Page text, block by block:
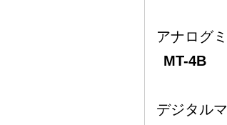
アナログ
MT-4B
デジタル